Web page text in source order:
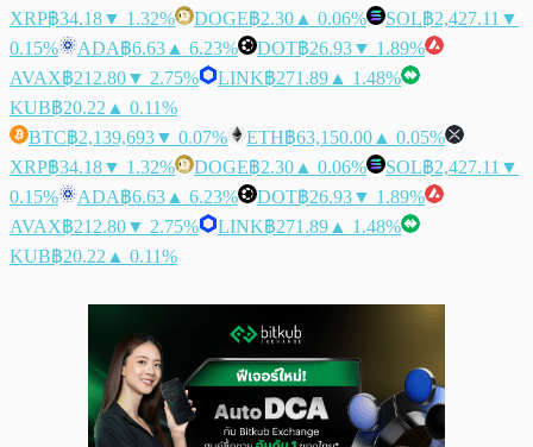
XRP฿34.18▼ 1.32% DOGE฿2.30 ▲ 0.06% SOL฿2,427.11 ▼
0.15%
ADA฿6.63 ▲ 6.23% DOT฿26.93▼ 1.89%
AVAX฿212.80▼ 2.75% LINK฿271.89 ▲ 1.48%
KUB฿20.22 ▲ 0.11%
BTC฿2,139,693▼ 0.07% ETH฿63,150.00 ▲ 0.05%
XRP฿34.18▼ 1.32% DOGE฿2.30 ▲ 0.06% SOL฿2,427.11 ▼
0.15%
ADA฿6.63 ▲ 6.23% DOT฿26.93▼ 1.89%
AVAX฿212.80▼ 2.75% LINK฿271.89 ▲ 1.48%
KUB฿20.22 ▲ 0.11%